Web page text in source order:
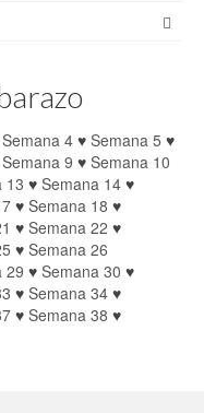
Semana 4 ♥ Semana 5 ♥
Semana 9 ♥ Semana 10
13 ♥ Semana 14 ♥
♥ Semana 18 ♥
♥ Semana 22 ♥
♥ Semana 26
29 ♥ Semana 30 ♥
♥ Semana 34 ♥
♥ Semana 38 ♥